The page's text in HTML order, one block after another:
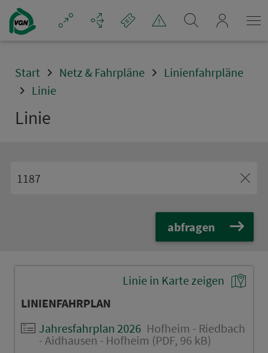
Navigation überspringen
Start Netz & Fahrpläne
Linienfahrpläne
Linie
Linie
abfragen
Linie in Karte zeigen
LINIENFAHRPLAN
Jahresfahrplan 2026 Hofheim - Riedbach
- Aidhausen - Hofheim (PDF, 96 kB)